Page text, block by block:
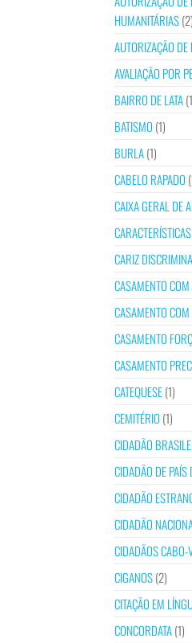
HUMANITÁRIAS(2)
AUTORIZAÇÃO
AVALIAÇÃO POR
BAIRRO DE LATA
BATISMO (1)
BURLA(1)
CABELO RAPADO
CAIXA GERAL DE
CARIZ
CASAMENTO
CASAMENTO
CASAMENTO
CASAMENTO
CATEQUESE(1)
CEMITÉRIO (1)
CIDADÃO
CIDADÃO DE
CIDADÃO
CIDADÃO
CIDADÃOS CABO-
CIGANOS(2)
CITAÇÃO EM
CONCORDATA(1)